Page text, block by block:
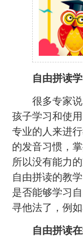
自由拼读学
很多专家说
孩子学习和使
专业的人来进
的发音习惯，
所以没有能力
自由拼读的教
是否能够学习
寻他法了，例
自由拼读在